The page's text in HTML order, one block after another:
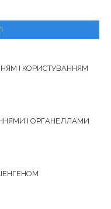
І КОРИСТУВАННЯМ
І ОРГАНЕЛЛАМИ